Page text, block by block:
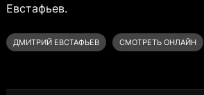
Евстафьев.
ДМИТРИЙ ЕВСТАФЬЕВ СМОТРЕТЬ ОНЛАЙН